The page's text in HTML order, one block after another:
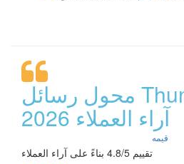
محول رسائل Thunderbird Pro
آراء العملاء 2026
قيمه
تقييم 4.8/5 بناءً على آراء العملاء